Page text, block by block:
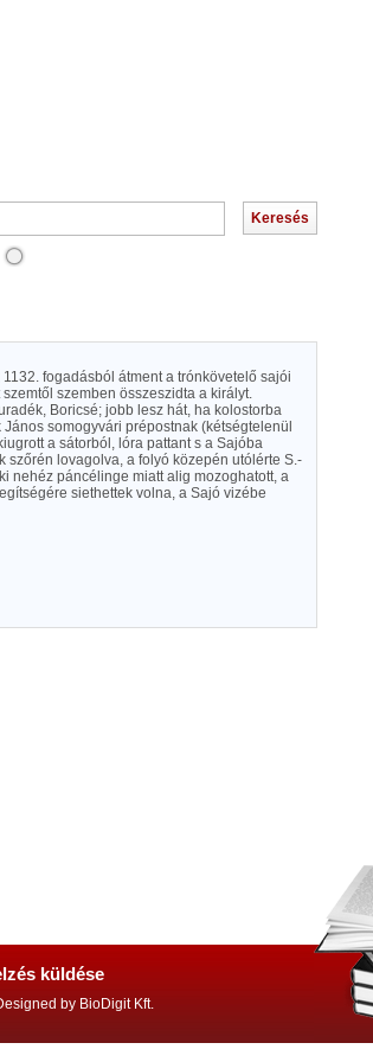
fogadásból átment a trónkövetelő sajói
szemben összeszidta a királyt.
Boricsé; jobb lesz hát, ha kolostorba
somogyvári prépostnak (kétségtelenül
a sátorból, lóra pattant s a Sajóba
szőrén lovagolva, a folyó közepén utólérte S.-
nehéz páncélinge miatt alig mozoghatott, a
siethettek volna, a Sajó vizébe
küldése
by BioDigit Kft.